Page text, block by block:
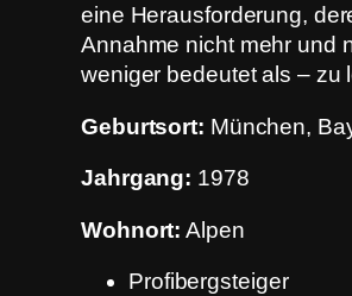
eine Herausforderung,
Annahme nicht mehr und
weniger bedeutet als – zu
Geburtsort: München,
Jahrgang: 1978
Wohnort: Alpen
Profibergsteiger